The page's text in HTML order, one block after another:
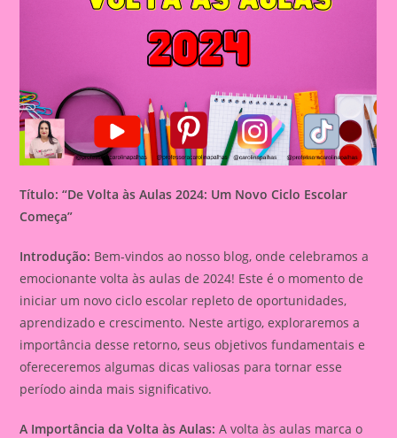
Título: “De Volta às Aulas 2024: Um Novo Ciclo Escolar
Começa”
Introdução: Bem-vindos ao nosso blog, onde celebramos a
emocionante volta às aulas de 2024! Este é o momento de
iniciar um novo ciclo escolar repleto de oportunidades,
aprendizado e crescimento. Neste artigo, exploraremos a
importância desse retorno, seus objetivos fundamentais e
ofereceremos algumas dicas valiosas para tornar esse
período ainda mais significativo.
A Importância da Volta às Aulas: A volta às aulas marca o